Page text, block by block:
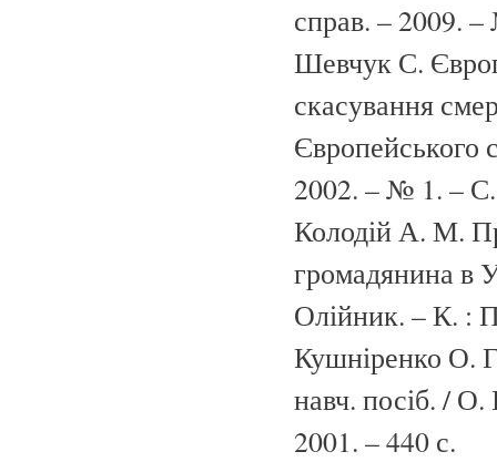
справ. – 2009.
Шевчук С.
скасування
Європейського
2002. – № 1. –
Колодій А. М.
громадянина в
Олійник. – К. :
Кушніренко О.
навч. посіб. /
2001. – 440 с.